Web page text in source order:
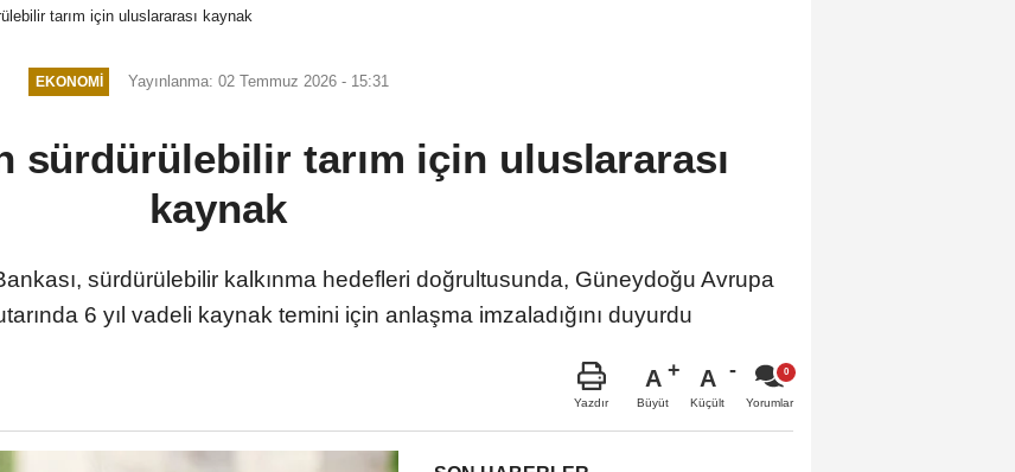
tarım için uluslararası kaynak
EKONOMI Yayınlanma: 02 Temmuz 2026 - 15:31
sürdürülebilir tarım için uluslararası
kaynak
sürdürülebilir kalkınma hedefleri doğrultusunda, Güneydoğu Avrupa
6 yıl vadeli kaynak temini için anlaşma imzaladığını duyurdu
Yazdır
A
Büyüt
A
Küçült Yorumlar